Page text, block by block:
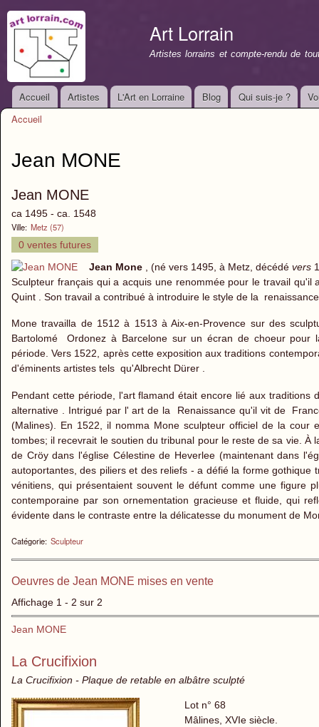
Art Lorrain
Artistes lorrains et compte-rendu de
Menu principal
Accueil Artistes L'Art en Lorraine Blog Qui suis-je ?
Accueil
Jean MONE
Jean MONE
ca 1495 - ca. 1548
Ville: Metz (57)
0 ventes futures
Jean Mone , (né vers 1495, à Metz, décédé vers
Sculpteur français qui a acquis une renommée pour le travail
Quint . Son travail a contribué à introduire le style de la
Mone travailla de 1512 à 1513 à Aix-en-Provence sur des
Bartolomé
Ordonez à Barcelone sur un écran de choeur
période. Vers 1522, après cette exposition aux traditions
d'éminents artistes tels qu'Albrecht Dürer .
Pendant cette période, l'art flamand était encore lié aux
alternative . Intrigué par l' art de la Renaissance qu'il vit de
(Malines). En 1522, il nomma Mone sculpteur officiel de la cour
tombes; il recevrait le soutien du tribunal pour le reste de sa vie.
de Cröy dans l'église Célestine de Heverlee (maintenant dans
autoportantes, des piliers et des reliefs - a défié la forme
vénitiens, qui présentaient souvent le défunt comme une figure
contemporaine par son ornementation gracieuse et fluide, qui
évidente dans le contraste entre la délicatesse du monument de
Catégorie: Sculpteur
Oeuvres de Jean MONE mises en vente
Affichage 1 - 2 sur 2
Jean MONE
La Crucifixion
La Crucifixion - Plaque de retable en albâtre sculpté
Lot n° 68
Mâlines, XVIe siècle.